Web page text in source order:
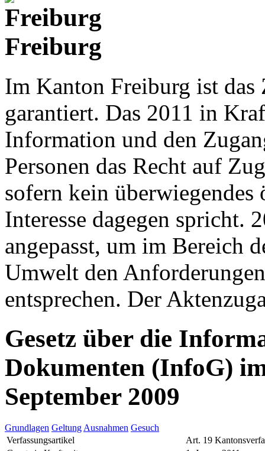
Freiburg
Im Kanton Freiburg ist das
garantiert. Das 2011 in
Information und den
Personen das Recht auf
sofern kein
Interesse dagegen spricht.
angepasst, um im Bereich
Umwelt den
entsprechen. Der
Gesetz über die
Dokumenten (InfoG)
September 2009
Grundlagen Geltung Ausnahmen Gesuch
Verfassungsartikel
Art. 19